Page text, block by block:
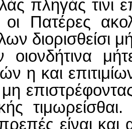
πληγάς τινι
οι Πατέρες
διορισθείσι
οιονδήτινα
η και
είναι και